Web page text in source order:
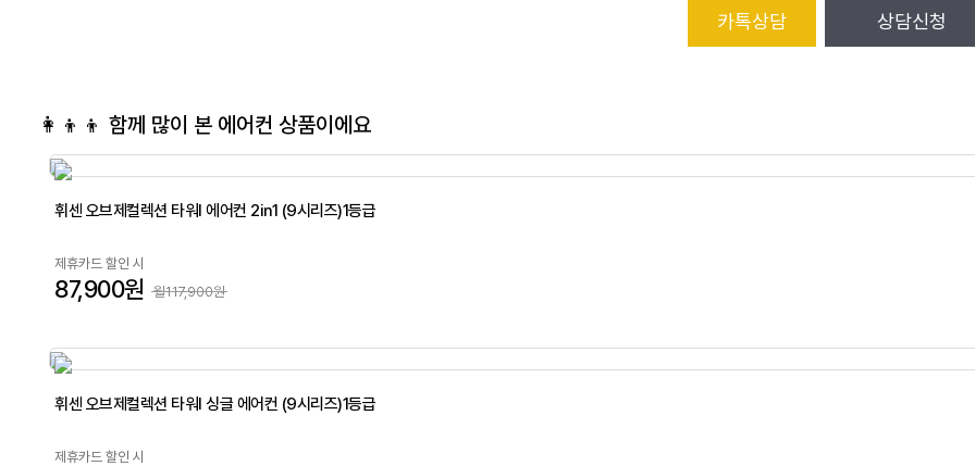
카톡상담 상담신청
👩‍👦‍👦 함께 많이 본 에어컨 상품이에요
휘센 오브제컬렉션 타워I 에어컨 2in1 (9시리즈)1등급
제휴카드 할인 시
87,900원 월117,900원
휘센 오브제컬렉션 타워I 싱글 에어컨 (9시리즈)1등급
제휴카드 할인 시